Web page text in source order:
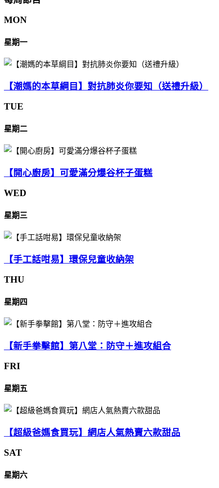
MON
星期一
【潮媽的本草綱目】對抗肺炎你要知（送禮升級）
TUE
星期二
【開心廚房】可愛滿分爆谷杯子蛋糕
WED
星期三
【手工話咁易】環保兒童收納架
THU
星期四
【新手拳擊館】第八堂：防守＋進攻組合
FRI
星期五
【超級爸媽食買玩】網店人氣熱賣六款甜品
SAT
星期六